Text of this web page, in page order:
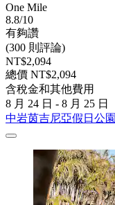
One Mile
8.8/10
有夠讚
(300 則評論)
NT$2,094
總價 NT$2,094
含稅金和其他費用
8 月 24 日 - 8 月 25 日
中岩茵吉尼亞假日公園